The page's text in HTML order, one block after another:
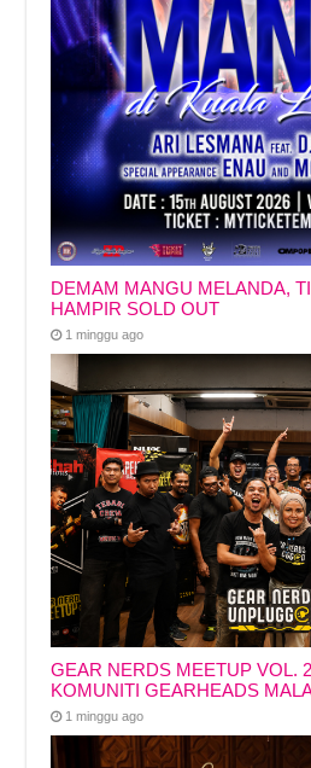
DEMAM MANGU MELANDA,
HAMPIR SOLD OUT
1 minggu ago
GEAR NERDS MEETUP VOL.
KOMUNITI GEARHEADS
1 minggu ago